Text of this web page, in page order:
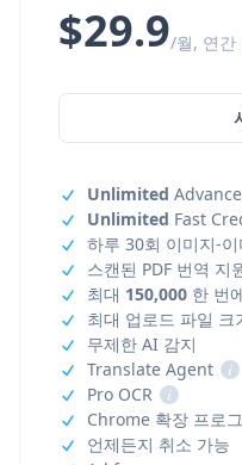
$29.9/월, 연간
Unlimited
Unlimited Fast
하루 30회 이미지-이
스캔된 PDF 번역 지
최대 150,000 한 번
최대 업로드 파일 크
무제한 AI 감지
Translate Agent
i
Pro OCR
i
Chrome 확장 프로
언제든지 취소 가능